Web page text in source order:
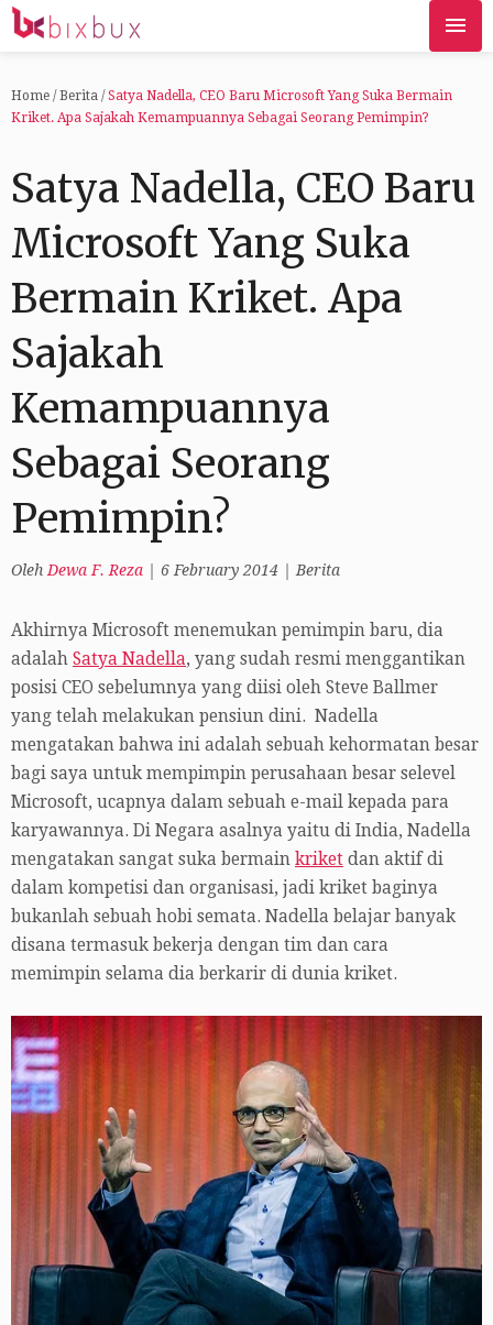
Home / Berita / Satya Nadella, CEO Baru Microsoft Yang Suka Bermain
Kriket. Apa Sajakah Kemampuannya Sebagai Seorang Pemimpin?
Satya Nadella, CEO Baru
Microsoft Yang Suka
Bermain Kriket. Apa
Sajakah
Kemampuannya
Sebagai Seorang
Pemimpin?
Oleh Dewa F. Reza 6 February 2014 Berita
Akhirnya Microsoft menemukan pemimpin baru, dia
adalah Satya Nadella, yang sudah resmi menggantikan
posisi CEO sebelumnya yang diisi oleh Steve Ballmer
yang telah melakukan pensiun dini. Nadella
mengatakan bahwa ini adalah sebuah kehormatan besar
bagi saya untuk mempimpin perusahaan besar selevel
Microsoft, ucapnya dalam sebuah e-mail kepada para
karyawannya. Di Negara asalnya yaitu di India, Nadella
mengatakan sangat suka bermain kriket dan aktif di
dalam kompetisi dan organisasi, jadi kriket baginya
bukanlah sebuah hobi semata. Nadella belajar banyak
disana termasuk bekerja dengan tim dan cara
memimpin selama dia berkarir di dunia kriket.